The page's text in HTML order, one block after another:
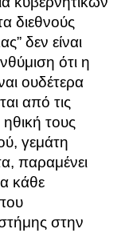
διεθνούς
δεν είναι
ότι η
ουδέτερα
από τις
τους
γεμάτη
παραμένει
κάθε
στην